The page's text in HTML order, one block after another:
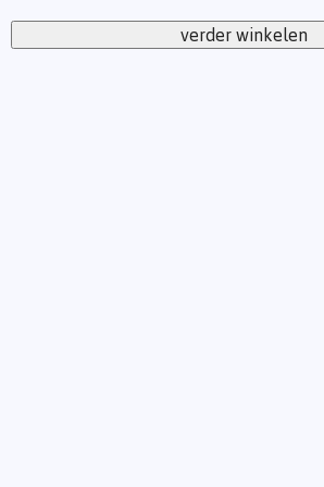
verder winkelen